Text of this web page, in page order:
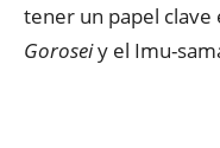
tener un papel clave
Goroseiy el Imu-